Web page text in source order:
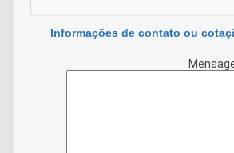
Informações de contato ou